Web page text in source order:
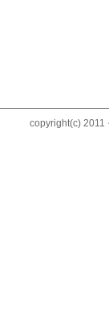
copyright(c) 2011